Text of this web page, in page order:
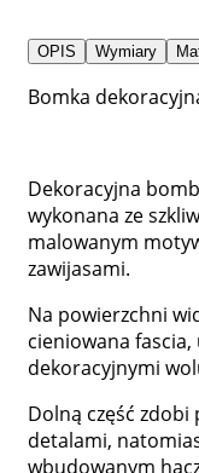
OPIS Wymiary
Bomka
Dekoracyjna
wykonana ze
malowanym
zawijasami.
Na powierzchni
cieniowana
dekoracyjnymi
Dolną część
detalami,
wbudowanym